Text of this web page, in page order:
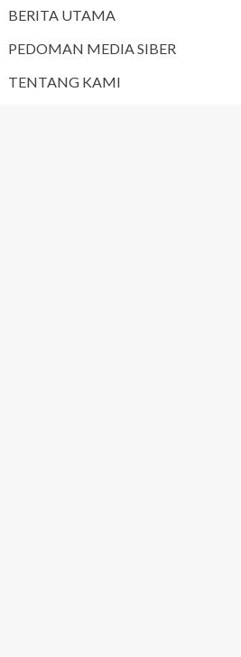
BERITA UTAMA
PEDOMAN MEDIA SIBER
TENTANG KAMI